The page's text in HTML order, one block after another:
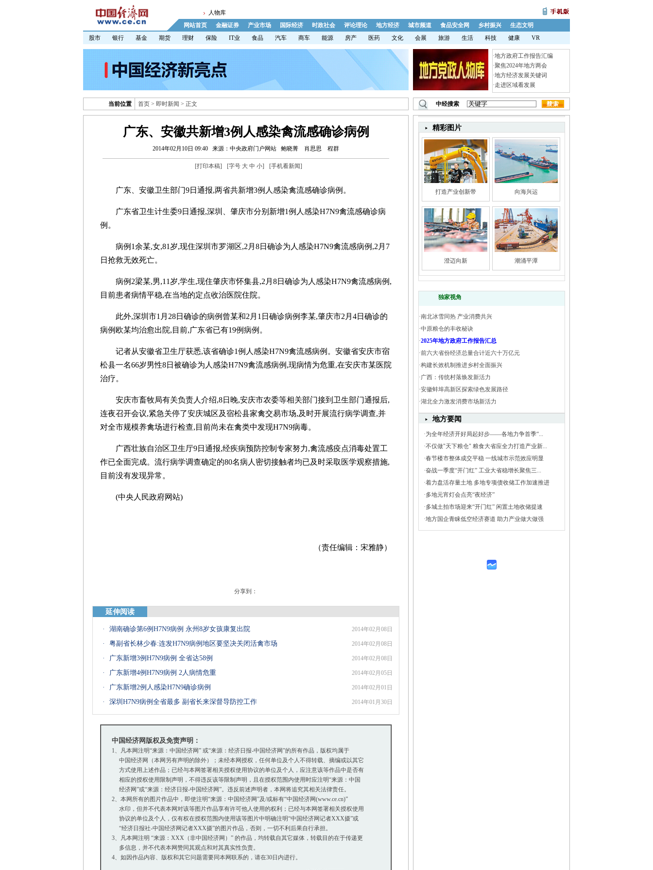
人物库
网站首页
金融证券 产业市场 国际经济 时政社会 评论理论 地方经济 城市频道 食品安全网 乡村振兴
生态文明
股市
银行 基金 期货 理财 保险 IT业 食品 汽车 商车 能源 房产 医药 文化 会展 旅游 生活 科技 健康 VR
·地方政府工作报告汇编
·聚焦2024年地方两会
·地方经济发展关键词
·走进区域看发展
当前位置 首页 > 即时新闻 > 正文 中经搜索
广东、安徽共新增3例人感染禽流感确诊病例
2014年02月10日 09:40 来源：中央政府门户网站 鲍晓菁 肖思思 程群
[打印本稿] [字号 大 中 小] [手机看新闻]
广东、安徽卫生部门9日通报,两省共新增3例人感染禽流感确诊病例。
广东省卫生计生委9日通报,深圳、肇庆市分别新增1例人感染H7N9禽流感确诊病
例。
病例1余某,女,81岁,现住深圳市罗湖区,2月8日确诊为人感染H7N9禽流感病例,2月7
日抢救无效死亡。
病例2梁某,男,11岁,学生,现住肇庆市怀集县,2月8日确诊为人感染H7N9禽流感病例,
目前患者病情平稳,在当地的定点收治医院住院。
此外,深圳市1月28日确诊的病例曾某和2月1日确诊病例李某,肇庆市2月4日确诊的
病例欧某均治愈出院,目前,广东省已有19例病例。
记者从安徽省卫生厅获悉,该省确诊1例人感染H7N9禽流感病例。安徽省安庆市宿
松县一名66岁男性8日被确诊为人感染H7N9禽流感病例,现病情为危重,在安庆市某医院
治疗。
安庆市畜牧局有关负责人介绍,8日晚,安庆市农委等相关部门接到卫生部门通报后,
连夜召开会议,紧急关停了安庆城区及宿松县家禽交易市场,及时开展流行病学调查,并
对全市规模养禽场进行检查,目前尚未在禽类中发现H7N9病毒。
广西壮族自治区卫生厅9日通报,经疾病预防控制专家努力,禽流感疫点消毒处置工
作已全面完成。流行病学调查确定的80名病人密切接触者均已及时采取医学观察措施,
目前没有发现异常。
(中央人民政府网站)
（责任编辑：宋雅静）
分享到：
延伸阅读
· 湖南确诊第6例H7N9病例 永州8岁女孩康复出院 2014年02月08日
· 粤副省长林少春:连发H7N9病例地区要坚决关闭活禽市场 2014年02月08日
· 广东新增3例H7N9病例 全省达58例 2014年02月08日
· 广东新增4例H7N9病例 2人病情危重 2014年02月05日
· 广东新增2例人感染H7N9确诊病例 2014年02月01日
· 深圳H7N9病例全省最多 副省长来深督导防控工作 2014年01月30日
中国经济网版权及免责声明：
1、凡本网注明“来源：中国经济网” 或“来源：经济日报-中国经济网”的所有作品，版权均属于
中国经济网（本网另有声明的除外）；未经本网授权，任何单位及个人不得转载、摘编或以其它
方式使用上述作品；已经与本网签署相关授权使用协议的单位及个人，应注意该等作品中是否有
相应的授权使用限制声明，不得违反该等限制声明，且在授权范围内使用时应注明“来源：中国
经济网”或“来源：经济日报-中国经济网”。违反前述声明者，本网将追究其相关法律责任。
2、本网所有的图片作品中，即使注明“来源：中国经济网”及/或标有“中国经济网(www.ce.cn)”
水印，但并不代表本网对该等图片作品享有许可他人使用的权利；已经与本网签署相关授权使用
协议的单位及个人，仅有权在授权范围内使用该等图片中明确注明“中国经济网记者XXX摄”或
“经济日报社-中国经济网记者XXX摄”的图片作品，否则，一切不利后果自行承担。
3、凡本网注明 “来源：XXX（非中国经济网）” 的作品，均转载自其它媒体，转载目的在于传递更
多信息，并不代表本网赞同其观点和对其真实性负责。
4、如因作品内容、版权和其它问题需要同本网联系的，请在30日内进行。
精彩图片
打造产业创新带 向海兴运
澄迈向新 潮涌平潭
独家视角
·南北冰雪同热 产业消费共兴
·中原粮仓的丰收秘诀
·2025年地方政府工作报告汇总
·前六大省份经济总量合计近六十万亿元
·构建长效机制推进乡村全面振兴
·广西：传统村落焕发新活力
·安徽蚌埠高新区探索绿色发展路径
·湖北全力激发消费市场新活力
地方要闻
·为全年经济开好局起好步——各地力争首季“...
·不仅做"天下粮仓" 粮食大省应全力打造产业新...
·春节楼市整体成交平稳 一线城市示范效应明显
·奋战一季度“开门红” 工业大省稳增长聚焦三...
·着力盘活存量土地 多地专项债收储工作加速推进
·多地元宵灯会点亮“夜经济”
·多城土拍市场迎来“开门红” 闲置土地收储提速
·地方国企青睐低空经济赛道 助力产业做大做强